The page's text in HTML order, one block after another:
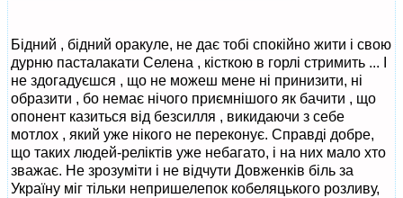
Бідний , бідний оракуле, не дає тобі спокійно жити і свою
дурню пасталакати Селена , кісткою в горлі стримить ... І
не здогадуєшся , що не можеш мене ні принизити, ні
образити , бо немає нічого приємнішого як бачити , що
опонент казиться від безсилля , викидаючи з себе
мотлох , який уже нікого не переконує. Справді добре,
що таких людей-реліктів уже небагато, і на них мало хто
зважає. Не зрозуміти і не відчути Довженків біль за
Україну міг тільки непришелепок кобеляцького розливу,